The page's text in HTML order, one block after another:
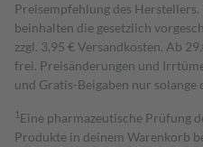
Preisempfehlung des Herstellers.
beinhalten die gesetzlich
zzgl. 3,95 € Versandkosten. Ab
frei. Preisänderungen und
und Gratis-Beigaben nur
1 Eine pharmazeutische Prüfung
Produkte in deinem Warenkorb